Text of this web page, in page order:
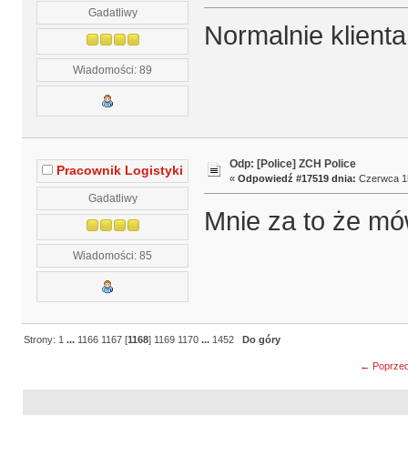
Gadatliwy
Wiadomości: 89
Normalnie
Pracownik Logistyki
Gadatliwy
Wiadomości: 85
Odp: [Police] ZCH Police
« Odpowiedź #17519 dnia: Czerwca
Mnie za to że
Strony: 1 ... 1166 1167 [1168] 1169 1170 ... 1452 Do góry
←